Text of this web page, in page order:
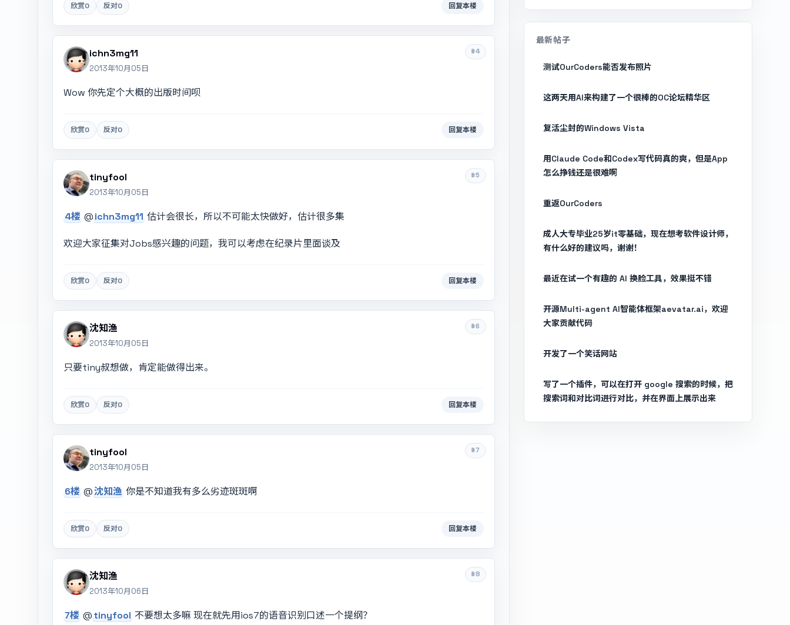
欣赏0 反对0 回复本楼
#4
ichn3mg11
2013年10月05日
Wow 你先定个大概的出版时间呗
欣赏0 反对0 回复本楼
#5
tinyfool
2013年10月05日
4楼 @ichn3mg11 估计会很长，所以不可能太快做好，估计很多集
欢迎大家征集对Jobs感兴趣的问题，我可以考虑在纪录片里面谈及
欣赏0 反对0 回复本楼
#6
沈知渔
2013年10月05日
只要tiny叔想做，肯定能做得出来。
欣赏0 反对0 回复本楼
#7
tinyfool
2013年10月05日
6楼 @沈知渔 你是不知道我有多么劣迹斑斑啊
欣赏0 反对0 回复本楼
#8
沈知渔
2013年10月06日
7楼 @tinyfool 不要想太多嘛 现在就先用ios7的语音识别口述一个提纲？
最新帖子
测试OurCoders能否发布照片
这两天用AI来构建了一个很棒的OC论坛精华区
复活尘封的Windows Vista
用Claude Code和Codex写代码真的爽，但是App
怎么挣钱还是很难啊
重返OurCoders
成人大专毕业25岁it零基础，现在想考软件设计师，
有什么好的建议吗，谢谢！
最近在试一个有趣的 AI 换脸工具，效果挺不错
开源Multi-agent AI智能体框架aevatar.ai，欢迎
大家贡献代码
开发了一个笑话网站
写了一个插件，可以在打开 google 搜索的时候，把
搜索词和对比词进行对比，并在界面上展示出来